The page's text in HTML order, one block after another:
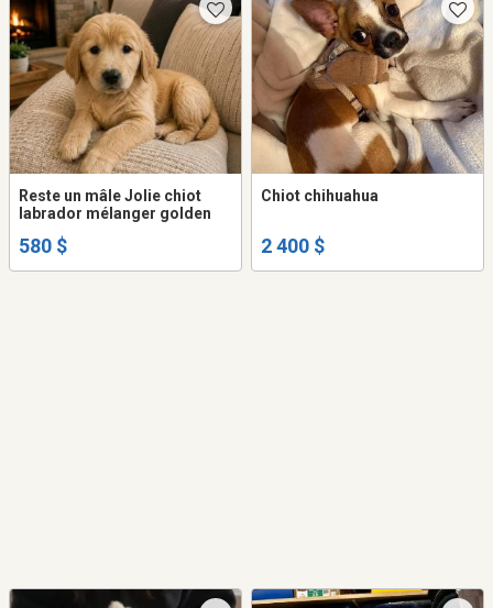
Reste un mâle Jolie chiot
labrador mélanger golden
580 $
Chiot chihuahua
2 400 $